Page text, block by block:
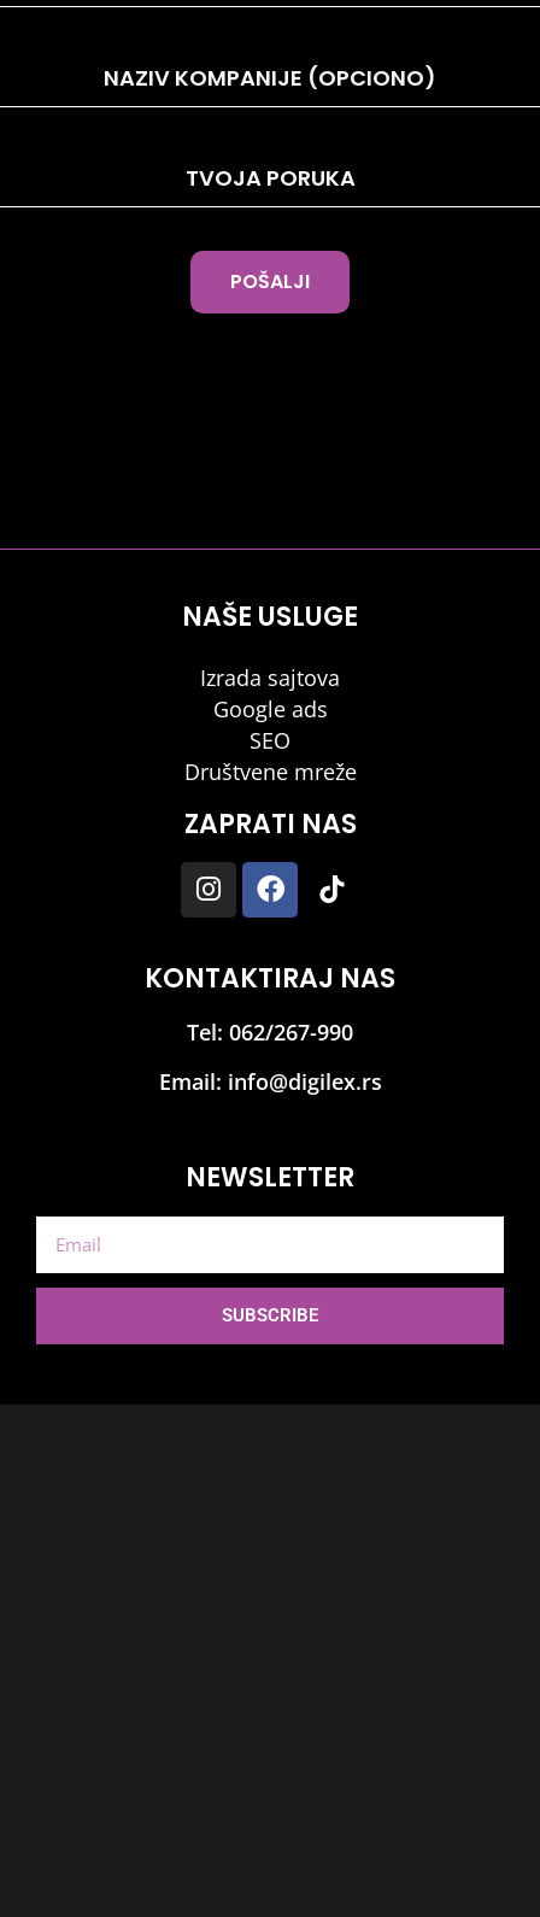
POŠALJI
NAŠE USLUGE
Izrada sajtova
Google ads
SEO
Društvene mreže
ZAPRATI NAS
KONTAKTIRAJ NAS
Tel: 062/267-990
Email: info@digilex.rs
NEWSLETTER
SUBSCRIBE